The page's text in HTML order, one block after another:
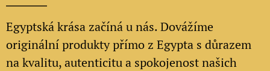
Egyptská krása začíná u nás. Dovážíme
originální produkty přímo z Egypta s důrazem
na kvalitu, autenticitu a spokojenost našich